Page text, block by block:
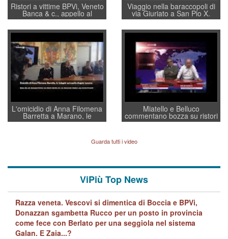
Ristori a vittime BPVi, Veneto
Banca & c., appello al
sottosegretario Alessio
Villarosa: per mettere ordine
convochi con Di Maio CNCU
a supporto della cabina di
regia al Mef
Viaggio nella baraccopoli di
via Giuriato a San Pio X.
Vicenza ai Vicentini: “faremo
un regalo di Natale ai
residenti”
L'omicidio di Anna Filomena
Barretta a Marano, le
indagini dei carabinieri di
Lavarra: più avvincenti di
quelle di... Barbara D'Urso
Miatello e Belluco
commentano bozza su ristori
BPVi e Veneto Banca
Guarda tutti i video
ViPiù Top News
Razza veneta. Vescovi si dimentica di Boccia e BPVi,
Donazzan sgambetta Rucco per un posto in provincia
come fece con Berlato per una seggiola nel sistema
Galan. E Zaia...?